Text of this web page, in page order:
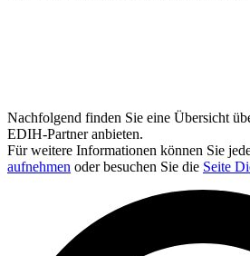
Nachfolgend finden Sie eine Übersicht
EDIH-Partner anbieten.
Für weitere Informationen können Sie
aufnehmen oder besuchen Sie die Seite